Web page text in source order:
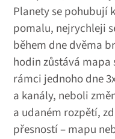
Planety se pohubují
pomalu, nejrychleji
během dne dvěma
hodin zůstává mapa
rámci jednoho dne
a kanály, neboli
a udaném rozpětí,
přesností – mapu